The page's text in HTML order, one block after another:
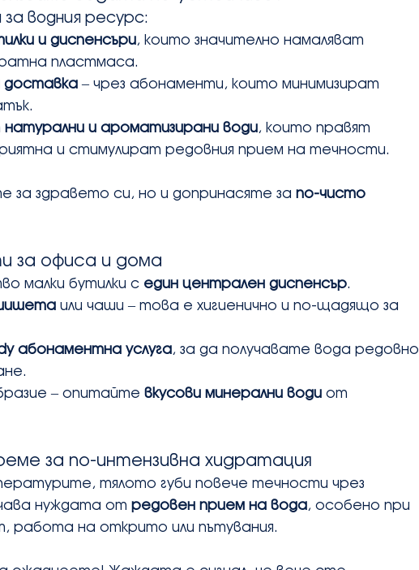
водния ресурс:
и диспенсъри, които значително намаляват
пластмаса.
доставка – чрез абонаменти, които минимизират
натурални и ароматизирани води, които правят
и стимулират редовния прием на течности.
за здравето си, но и допринасяте за по-чисто
за офиса и дома
малки бутилки с един централен диспенсър.
или чаши – това е хигиенично и по-щадящо за
абонаментна услуга, за да получавате вода редовно
– опитайте вкусови минерални води от
за по-интензивна хидратация
тялото губи повече течности чрез
нуждата от редовен прием на вода, особено при
работа на открито или пътувания.